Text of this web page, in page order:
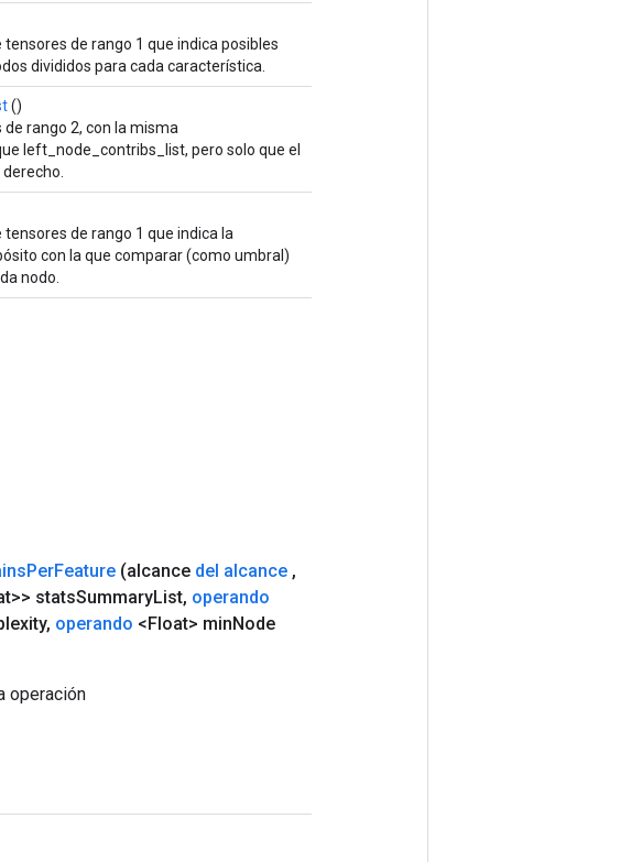
tensores de rango 1 que indica posibles
divididos para cada característica.
()
rango 2, con la misma
left_node_contribs_list, pero solo que el
tensores de rango 1 que indica la
con la que comparar (como umbral)
nodo.
PerFeature (alcance del alcance ,
statsSummaryList, operando
, operando <Float> minNode
operación